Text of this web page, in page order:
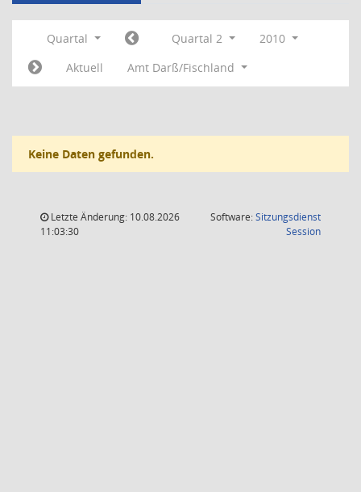
Quartal Quartal 2
2010
Aktuell
Amt Darß/Fischland
Keine Daten gefunden.
Letzte Änderung: 10.08.2026
11:03:30
Software:Sitzungsdienst
Session(Wird in